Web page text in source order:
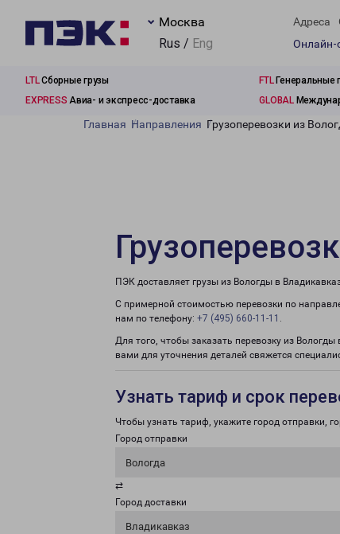
Москва
Rus / Eng
Адреса
Онлайн-
LTLСборные грузы FTLГенеральные
EXPRESS Авиа- и экспресс-доставка GLOBAL
Главная Направления Грузоперевозки из
ПЭК доставляет грузы из Вологды в
С примерной стоимостью перевозки по
нам по телефону: +7 (495) 660-11-11 .
Для того, чтобы заказать перевозку из
вами для уточнения деталей свяжется
Узнать тариф и срок
Чтобы узнать тариф, укажите город отправки,
Город отправки
Вологда
⇄
Город доставки
Владикавказ